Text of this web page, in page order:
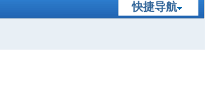
快捷导航